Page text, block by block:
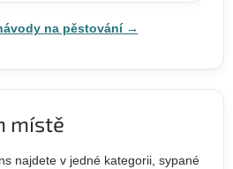
na pěstování →
místě
najdete v jedné kategorii, sypané